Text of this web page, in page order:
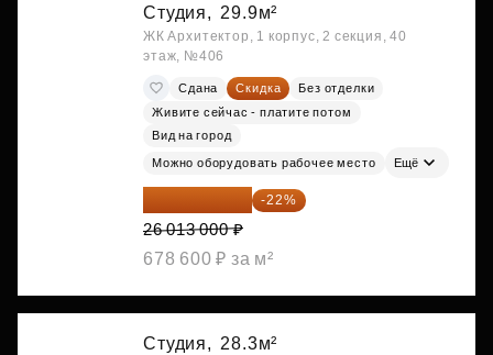
Студия, 29.9м²
ЖК Архитектор, 1 корпус, 2 секция, 40
этаж, №406
Сдана Скидка
Без отделки
Живите сейчас - платите потом
Вид на город
Можно оборудовать рабочее место Ещё
20 290 140 ₽ -22%
26 013 000 ₽
678 600 ₽ за м²
Студия, 28.3м²